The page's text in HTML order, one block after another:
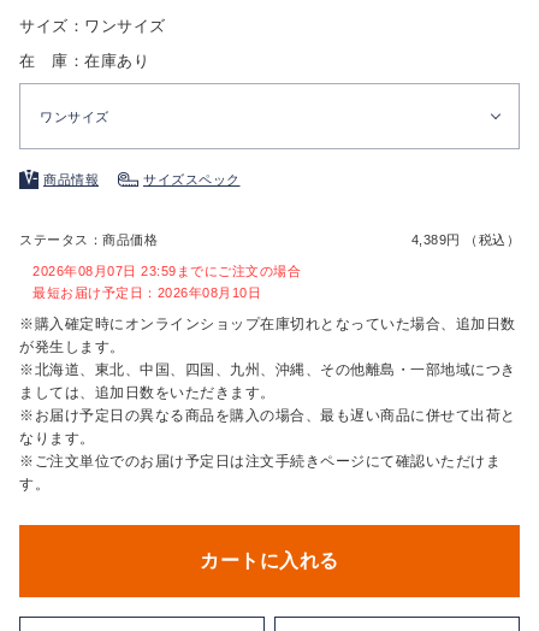
サイズ：ワンサイズ
在 庫：在庫あり
ワンサイズ
商品情報 サイズスペック
ステータス：商品価格 4,389円 （税込）
2026年08月07日 23:59までにご注文の場合
最短お届け予定日：2026年08月10日
※購入確定時にオンラインショップ在庫切れとなっていた場合、追加日数
が発生します。
※北海道、東北、中国、四国、九州、沖縄、その他離島・一部地域につき
ましては、追加日数をいただきます。
※お届け予定日の異なる商品を購入の場合、最も遅い商品に併せて出荷と
なります。
※ご注文単位でのお届け予定日は注文手続きページにて確認いただけま
す。
カートに入れる